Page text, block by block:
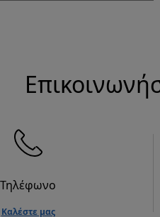
Τηλέφωνο
Καλέστε μας